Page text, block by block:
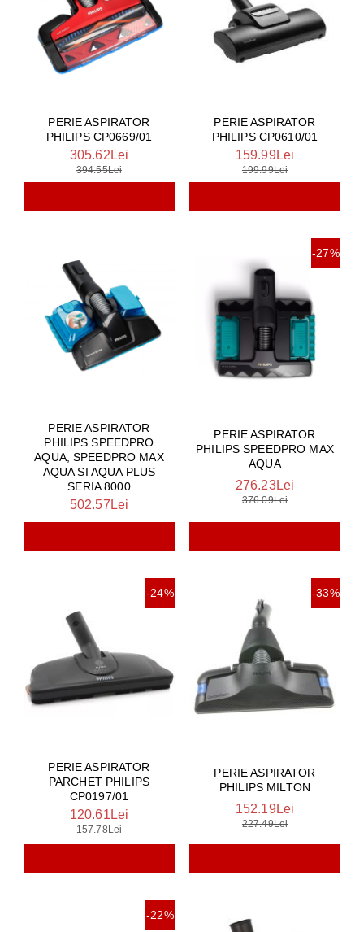
PERIE ASPIRATOR
PHILIPS CP0669/01
305.62Lei
394.55Lei
PERIE ASPIRATOR
PHILIPS CP0610/01
159.99Lei
199.99Lei
PERIE ASPIRATOR
PHILIPS SPEEDPRO
AQUA, SPEEDPRO MAX
AQUA SI AQUA PLUS
SERIA 8000
502.57Lei
-27%
PERIE ASPIRATOR
PHILIPS SPEEDPRO MAX
AQUA
276.23Lei
376.09Lei
-24%
PERIE ASPIRATOR
PARCHET PHILIPS
CP0197/01
120.61Lei
157.78Lei
-33%
PERIE ASPIRATOR
PHILIPS MILTON
152.19Lei
227.49Lei
-22%